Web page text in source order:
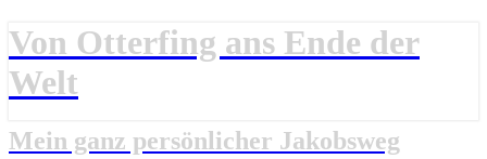
Von Otterfing ans Ende der
Welt
Mein ganz persönlicher Jakobsweg